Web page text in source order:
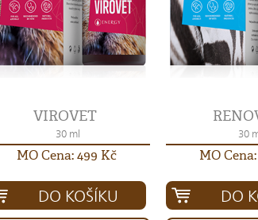
VIROVET
30 ml
MO Cena: 499 Kč
DO KOŠÍKU
30
MO
DO